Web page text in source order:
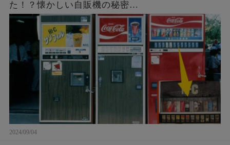
た！？懐かしい自販機の秘密…
2024/09/04